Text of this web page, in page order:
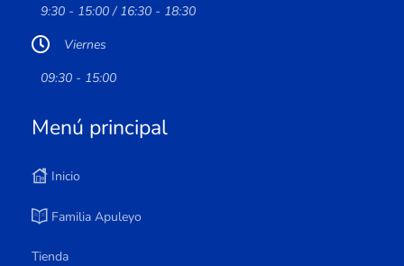
9:30 - 15:00 / 16:30 - 18:30
Viernes
09:30 - 15:00
Menú principal
Inicio
Familia Apuleyo
Tienda